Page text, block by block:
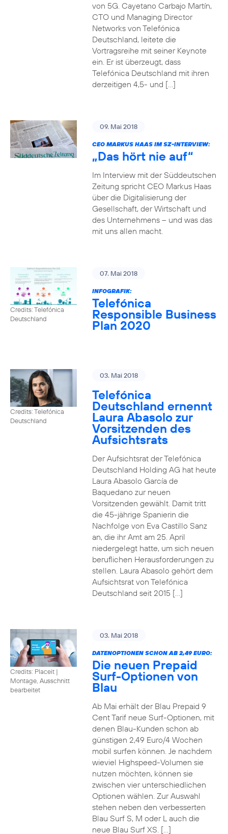
von 5G. Cayetano Carbajo Martín,
CTO und Managing Director
Networks von Telefónica
Deutschland, leitete die
Vortragsreihe mit seiner Keynote
ein. Er ist überzeugt, dass
Telefónica Deutschland mit ihren
derzeitigen 4,5- und […]
09. Mai 2018
CEO MARKUS HAAS IM SZ-INTERVIEW:
„Das hört nie auf“
Im Interview mit der Süddeutschen
Zeitung spricht CEO Markus Haas
über die Digitalisierung der
Gesellschaft, der Wirtschaft und
des Unternehmens – und was das
mit uns allen macht.
Credits: Telefónica
Deutschland
07. Mai 2018
INFOGRAFIK:
Telefónica
Responsible Business
Plan 2020
Credits: Telefónica
Deutschland
03. Mai 2018
Telefónica
Deutschland ernennt
Laura Abasolo zur
Vorsitzenden des
Aufsichtsrats
Der Aufsichtsrat der Telefónica
Deutschland Holding AG hat heute
Laura Abasolo García de
Baquedano zur neuen
Vorsitzenden gewählt. Damit tritt
die 45-jährige Spanierin die
Nachfolge von Eva Castillo Sanz
an, die ihr Amt am 25. April
niedergelegt hatte, um sich neuen
beruflichen Herausforderungen zu
stellen. Laura Abasolo gehört dem
Aufsichtsrat von Telefónica
Deutschland seit 2015 […]
Credits: Placeit |
Montage, Ausschnitt
bearbeitet
03. Mai 2018
DATENOPTIONEN SCHON AB 2,49 EURO:
Die neuen Prepaid
Surf-Optionen von
Blau
Ab Mai erhält der Blau Prepaid 9
Cent Tarif neue Surf-Optionen, mit
denen Blau-Kunden schon ab
günstigen 2,49 Euro/4 Wochen
mobil surfen können. Je nachdem
wieviel Highspeed-Volumen sie
nutzen möchten, können sie
zwischen vier unterschiedlichen
Optionen wählen. Zur Auswahl
stehen neben den verbesserten
Blau Surf S, M oder L auch die
neue Blau Surf XS. […]